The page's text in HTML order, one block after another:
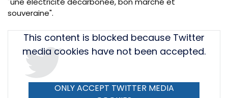
souveraine".
TweetThis content is blocked because Twitter
media cookies have not been accepted.
ONLY ACCEPT TWITTER MEDIA